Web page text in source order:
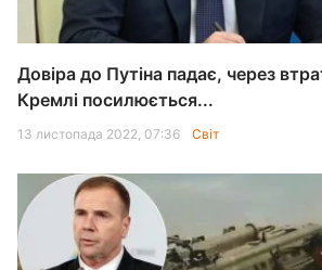
Довіра до Путіна падає, через
Кремлі посилюється...
13 листопада 2022, 07:36 Світ